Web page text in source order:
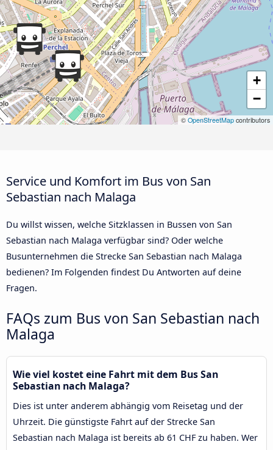
+
−
© OpenStreetMap contributors
Service und Komfort im Bus von San
Sebastian nach Malaga
Du willst wissen, welche Sitzklassen in Bussen von San
Sebastian nach Malaga verfügbar sind? Oder welche
Busunternehmen die Strecke San Sebastian nach Malaga
bedienen? Im Folgenden findest Du Antworten auf deine
Fragen.
FAQs zum Bus von San Sebastian nach
Malaga
Wie viel kostet eine Fahrt mit dem Bus San
Sebastian nach Malaga?
Dies ist unter anderem abhängig vom Reisetag und der
Uhrzeit. Die günstigste Fahrt auf der Strecke San
Sebastian nach Malaga ist bereits ab 61 CHF zu haben. Wer